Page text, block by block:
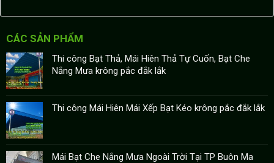
CÁC SẢN PHẨM
Thi công Bạt Thả, Mái Hiên Thả Tự Cuốn, Bạt Che
Nắng Mưa krông pắc đắk lắk
Thi công Mái Hiên Mái Xếp Bạt Kéo krông pắc đắk lắk
Mái Bạt Che Nắng Mưa Ngoài Trời Tại TP Buôn Ma